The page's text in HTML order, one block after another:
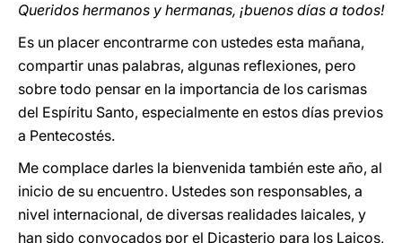
Queridos hermanos y hermanas, ¡buenos días a todos!
Es un placer encontrarme con ustedes esta mañana,
compartir unas palabras, algunas reflexiones, pero
sobre todo pensar en la importancia de los carismas
del Espíritu Santo, especialmente en estos días previos
a Pentecostés.
Me complace darles la bienvenida también este año, al
inicio de su encuentro. Ustedes son responsables, a
nivel internacional, de diversas realidades laicales, y
han sido convocados por el Dicasterio para los Laicos,